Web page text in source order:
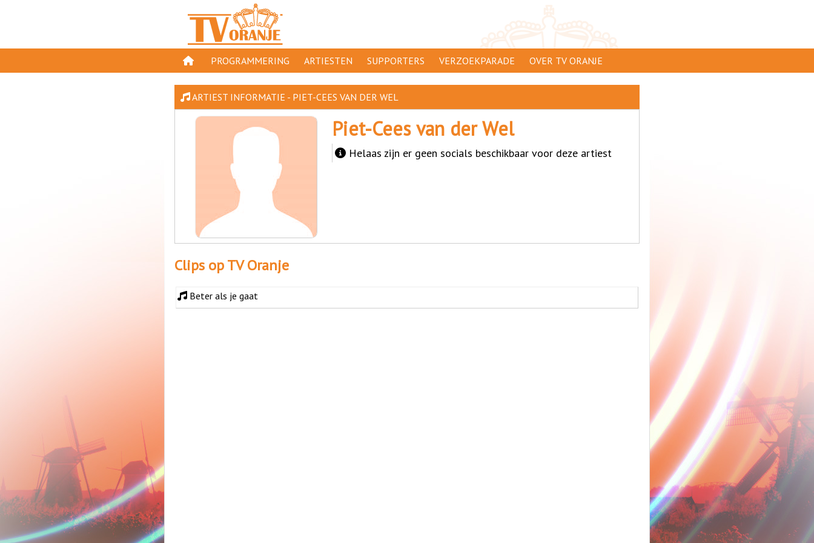
PROGRAMMERING
PROGRAMMA'S
GESPEELD OP TV ORANJE
ORANJE KROON
TV ORANJE TOP 1000
11 VAN ORANJE
ARTIESTEN SUPPORTERS
SUPPORTERSACTIES
AANMELDEN
VERZOEKPARADE OVER TV ORANJE
WAAR TE ZIEN
CLIP INSTUREN
DISCLAIMER
ARTIEST INFORMATIE - PIET-CEES VAN DER WEL
Piet-Cees van der Wel
Helaas zijn er geen socials beschikbaar voor deze artiest
Clips op TV Oranje
Beter als je gaat